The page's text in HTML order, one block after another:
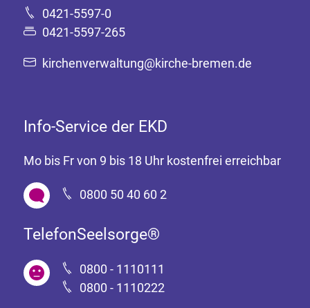
0421-5597-0
0421-5597-265
kirchenverwaltung@kirche-bremen.de
Info-Service der EKD
Mo bis Fr von 9 bis 18 Uhr kostenfrei erreichbar
0800 50 40 60 2
TelefonSeelsorge®
0800 - 1110111
0800 - 1110222